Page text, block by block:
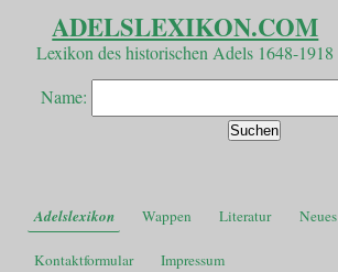
ADELSLEXIKON.COM
Lexikon des historischen Adels 1648-1918
Name:
Adelslexikon Wappen Literatur Neues
Kontaktformular Impressum